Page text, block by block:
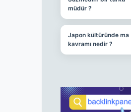
müdür ?
Japon kültüründe ma
kavramı nedir ?